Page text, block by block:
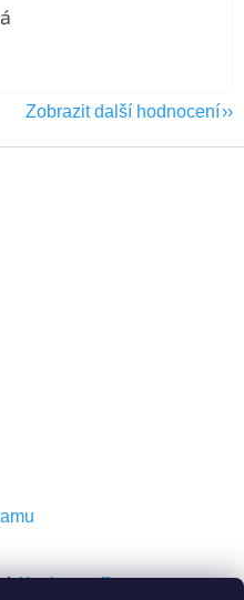
je 5 z 5 hvězdiček.
Zobrazit další hodnocení
Kosher-coffee.cz